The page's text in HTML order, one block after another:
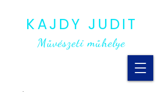
KAJDY JUDIT
Művészeti műhelye